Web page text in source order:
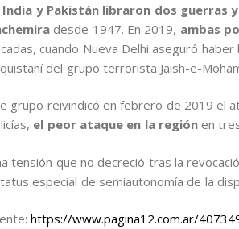
India y Pakistán libraron dos guerras
desde 1947. En 2019, ambas
cuando Nueva Delhi aseguró
del grupo terrorista Jaish-e-
grupo reivindicó en febrero de 2019 el
el peor ataque en la regiónen
tensión que no decreció tras la
especial de semiautonomía de la
https://www.pagina12.com.ar/